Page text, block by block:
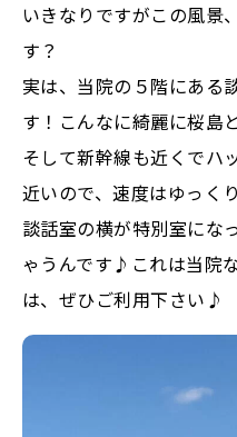
いきなりですがこの風景
す？
実は、当院の５階にある
す！こんなに綺麗に桜島
そして新幹線も近くでハ
近いので、速度はゆっく
談話室の横が特別室にな
ゃうんです♪これは当院
は、ぜひご利用下さい♪